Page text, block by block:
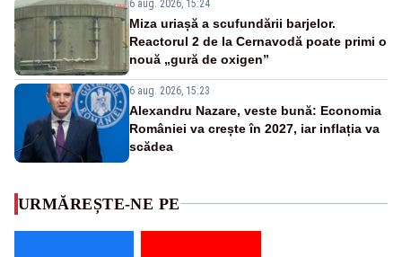
6 aug. 2026, 15:24
Miza uriașă a scufundării barjelor.
Reactorul 2 de la Cernavodă poate primi o
nouă „gură de oxigen”
6 aug. 2026, 15:23
Alexandru Nazare, veste bună: Economia
României va crește în 2027, iar inflația va
scădea
URMĂREȘTE-NE PE